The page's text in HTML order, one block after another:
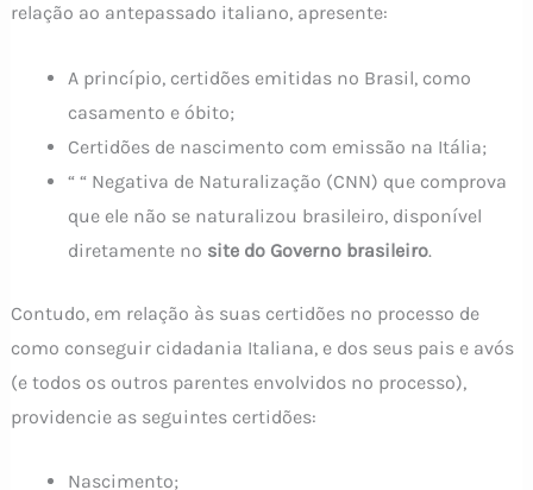
relação ao antepassado italiano, apresente:
A princípio, certidões emitidas no Brasil, como
casamento e óbito;
Certidões de nascimento com emissão na Itália;
“ “ Negativa de Naturalização (CNN) que comprova
que ele não se naturalizou brasileiro, disponível
diretamente no site do Governo brasileiro.
Contudo, em relação às suas certidões no processo de
como conseguir cidadania Italiana, e dos seus pais e avós
(e todos os outros parentes envolvidos no processo),
providencie as seguintes certidões:
Nascimento;